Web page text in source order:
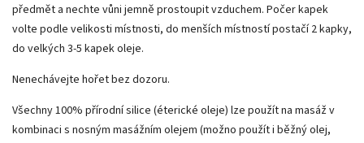
předmět a nechte vůni jemně prostoupit vzduchem. Počer kapek
volte podle velikosti místnosti, do menších místností postačí 2 kapky,
do velkých 3-5 kapek oleje.
Nenechávejte hořet bez dozoru.
Všechny 100% přírodní silice (éterické oleje) lze použít na masáž v
kombinaci s nosným masážním olejem (možno použít i běžný olej,